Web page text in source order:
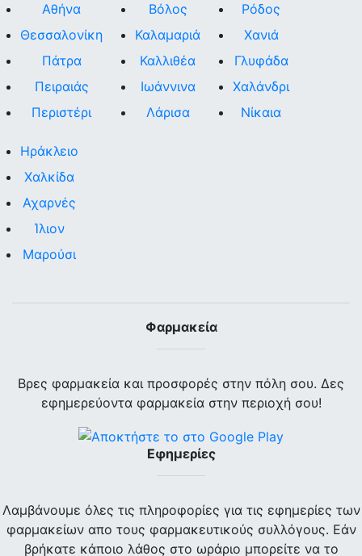
Αθήνα
Θεσσαλονίκη
Πάτρα
Πειραιάς
Περιστέρι
Βόλος
Καλαμαριά
Καλλιθέα
Ιωάννινα
Λάρισα
Ρόδος
Χανιά
Γλυφάδα
Χαλάνδρι
Νίκαια
Ηράκλειο
Χαλκίδα
Αχαρνές
Ίλιον
Μαρούσι
Φαρμακεία
Βρες φαρμακεία και προσφορές στην πόλη σου. Δες
εφημερεύοντα φαρμακεία στην περιοχή σου!
Εφημερίες
Λαμβάνουμε όλες τις πληροφορίες για τις εφημερίες των
φαρμακείων απο τους φαρμακευτικούς συλλόγους. Εάν
βρήκατε κάποιο λάθος στο ωράριο μπορείτε να το